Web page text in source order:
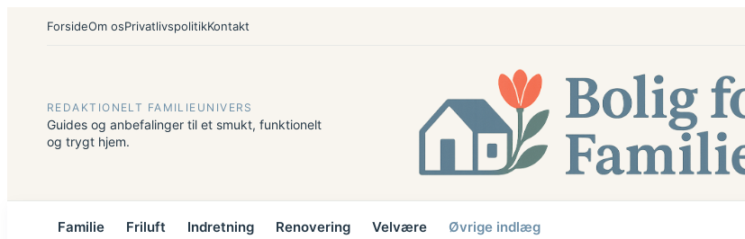
SpringForsideOm osPrivatlivspolitikKontakt
REDAKTIONELT FAMILIEUNIVERS
Guides og anbefalinger til et smukt, funktionelt
og trygt hjem.
Familie Friluft Indretning Renovering Velvære Øvrige indlæg